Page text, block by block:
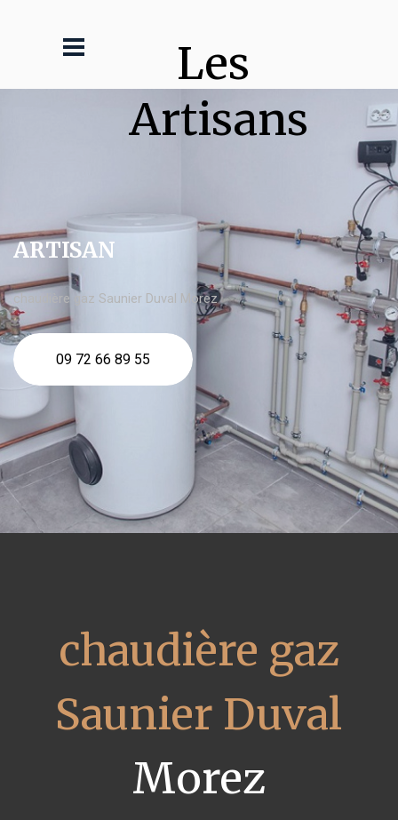
Les
Artisans
ARTISAN
chaudière gaz Saunier Duval Morez
09 72 66 89 55
chaudière gaz
Saunier Duval
Morez